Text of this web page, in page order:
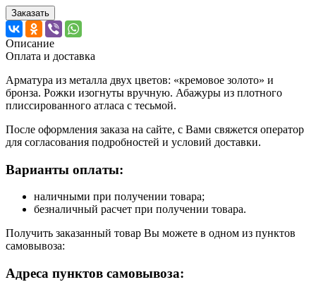
Заказать
Описание
Оплата и доставка
Арматура из металла двух цветов: «кремовое золото» и
бронза. Рожки изогнуты вручную. Абажуры из плотного
плиссированного атласа с тесьмой.
После оформления заказа на сайте, с Вами свяжется оператор
для согласования подробностей и условий доставки.
Варианты оплаты:
наличными при получении товара;
безналичный расчет при получении товара.
Получить заказанный товар Вы можете в одном из пунктов
самовывоза:
Адреса пунктов самовывоза: